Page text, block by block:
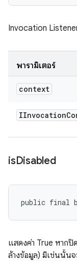
Invocation
พารามิเตอร์
context
IInvocation
isDisabled
public final
แสดงค่า True หากปิ
ล้างข้อมูล) มิเช่นนั้น